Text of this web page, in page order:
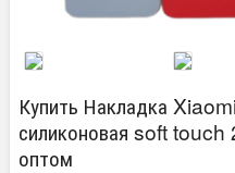
Купить Накладка
силиконовая soft
оптом